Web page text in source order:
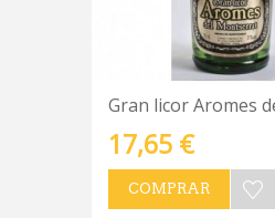
Gran licor Aromes
17,65 €
COMPRAR